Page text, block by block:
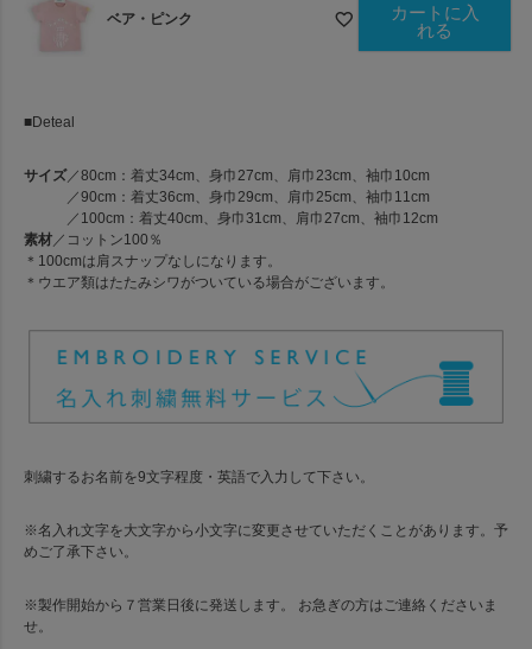
ベア・ピンク
カートに入
れる
■Deteal
サイズ／80cm：着丈34cm、身巾27cm、肩巾23cm、袖巾10cm
／90cm：着丈36cm、身巾29cm、肩巾25cm、袖巾11cm
／100cm：着丈40cm、身巾31cm、肩巾27cm、袖巾12cm
素材／コットン100％
＊100cmは肩スナップなしになります。
＊ウエア類はたたみシワがついている場合がございます。
刺繍するお名前を9文字程度・英語で入力して下さい。
※名入れ文字を大文字から小文字に変更させていただくことがあります。予
めご了承下さい。
※製作開始から７営業日後に発送します。 お急ぎの方はご連絡くださいま
せ。